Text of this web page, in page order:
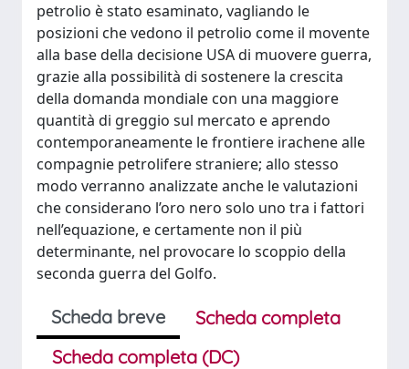
petrolio è stato esaminato, vagliando le
posizioni che vedono il petrolio come il movente
alla base della decisione USA di muovere guerra,
grazie alla possibilità di sostenere la crescita
della domanda mondiale con una maggiore
quantità di greggio sul mercato e aprendo
contemporaneamente le frontiere irachene alle
compagnie petrolifere straniere; allo stesso
modo verranno analizzate anche le valutazioni
che considerano l’oro nero solo uno tra i fattori
nell’equazione, e certamente non il più
determinante, nel provocare lo scoppio della
seconda guerra del Golfo.
Scheda breve
Scheda completa
Scheda completa (DC)